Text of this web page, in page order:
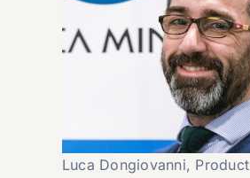
Luca Dongiovanni, Product